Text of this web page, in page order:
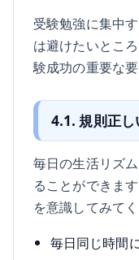
受験勉強に集中
は避けたいとこ
験成功の重要な要
4.1. 規則正
毎日の生活リズ
ることができま
を意識してみてく
毎日同じ時間